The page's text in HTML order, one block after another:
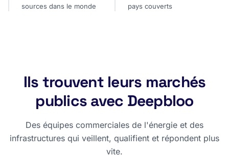
sources dans le monde pays couverts
Ils trouvent leurs marchés
publics avec Deepbloo
Des équipes commerciales de l'énergie et des
infrastructures qui veillent, qualifient et répondent plus
vite.